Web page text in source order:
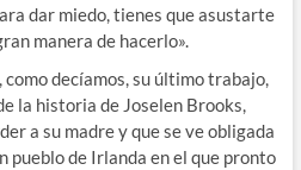
dar miedo, tienes que asustarte
manera de hacerlo».
como decíamos, su último trabajo,
la historia de Joselen Brooks,
a su madre y que se ve obligada
pueblo de Irlanda en el que pronto